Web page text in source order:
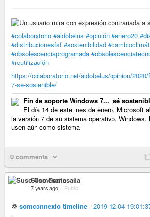
#colaboratorio #aldobelus #opinión #enero20
#distribucionesfsf #sostenibilidad
#obsolescenciaprogramada
#reutilización
https://colaboratorio.net/aldobelus/opinion/
7-se-sostenible/
Fin de soporte Windows 7... ¡sé
El día 14 de este mes de enero, Microsoft
la versión 7 de su sistema operativo, Windows.
usen aún como sistema
0 comments
Suso Comesaña
7 years ago – Public
♲ somconnexio timeline - 2019-12-04